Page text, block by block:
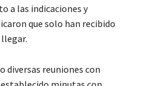
a las indicaciones y
que solo han recibido
diversas reuniones con